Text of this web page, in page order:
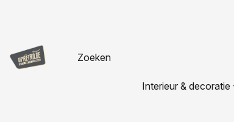
Interieur & decoratie